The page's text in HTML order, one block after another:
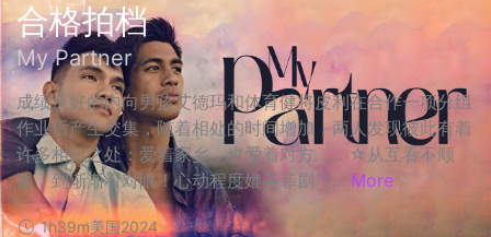
合格拍档
My Partner
成绩良好的内向男孩艾德玛和体育健将皮利在合作一项分组
作业后产生交集，随着相处的时间增加，两人发现彼此有着
许多相似之处：爱着家乡，也爱着对方…… ☆从互看不顺
眼，到渐渐看对眼！心动程度媲美菲剧《... More
1h39m美国2024